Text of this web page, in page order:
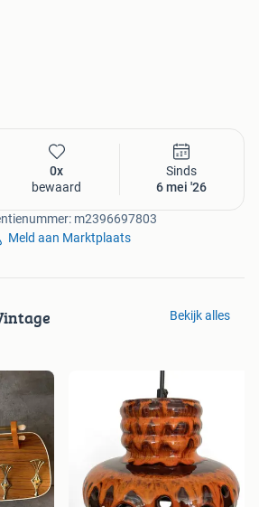
0x
bewaard
Sinds
6 mei '26
m2396697803
Meld aan Marktplaats
Bekijk alles